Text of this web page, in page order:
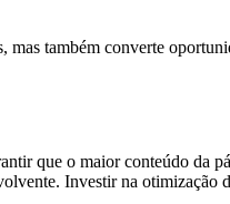
também converte
que o maior conteúdo da
Investir na otimização